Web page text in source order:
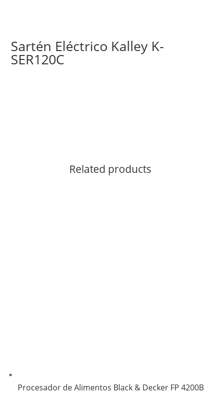
Sartén Eléctrico Kalley K-
SER120C
Related products
Procesador de Alimentos Black & Decker FP 4200B